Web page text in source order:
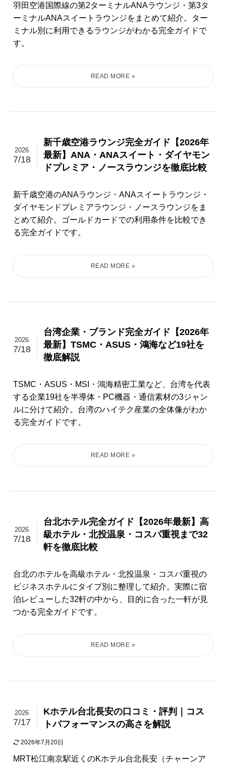
羽田空港国際線の第2ターミナルANAラウンジ・第3タ
ーミナルANAスイートラウンジをまとめて紹介。ター
ミナル別に利用できるラウンジがわかる完全ガイドで
す。
新千歳空港ラウンジ完全ガイド【2026年
最新】ANA・ANAスイート・ダイヤモン
ドプレミア・ノースラウンジを徹底比較
2026
7/18
新千歳空港のANAラウンジ・ANAスイートラウンジ・
ダイヤモンドプレミアラウンジ・ノースラウンジをま
とめて紹介。ゴールドカードでの利用条件を比較でき
る完全ガイドです。
台湾企業・ブランド完全ガイド【2026年
最新】TSMC・ASUS・鴻海など19社を
徹底解説
2026
7/18
TSMC・ASUS・MSI・鴻海精密工業など、台湾を代表
する企業19社を半導体・PC機器・通信素材の3ジャン
ルに分けて紹介。台湾のハイテク産業の全体像がわか
る完全ガイドです。
台北ホテル完全ガイド【2026年最新】高
級ホテル・北投温泉・コスパ重視まで32
軒を徹底比較
2026
7/18
台北のホテルを高級ホテル・北投温泉・コスパ重視の
ビジネスホテルにタイプ別に整理して紹介。実際に宿
泊レビューした32軒の中から、目的に合った一軒が見
つかる完全ガイドです。
Kホテル台北長安の口コミ・評判｜コス
トパフォーマンスの高さを解説
2026
7/17
2026年7月20日
MRT松江南京駅近くのKホテル台北長安（チャーンア